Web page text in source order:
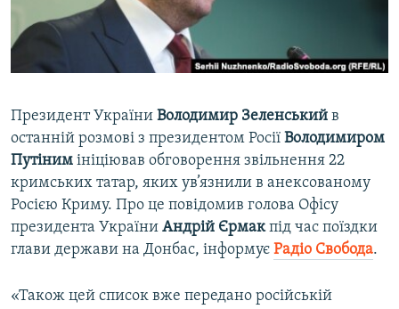
СВІДЧЕННЯ ОКУПАЦІЇ
УКРАЇНСЬКА ПРОБЛЕМА КРИМУ
Русский
Qırımtatar
Усі сайти RFE/RL
Президент України Володимир Зеленський в
останній розмові з президентом Росії Володимиром
Путіним ініціював обговорення звільнення 22
кримських татар, яких ув’язнили в анексованому
Росією Криму. Про це повідомив голова Офісу
президента України Андрій Єрмакпід час поїздки
глави держави на Донбас, інформує Радіо Свобода.
«Також цей список вже передано російській